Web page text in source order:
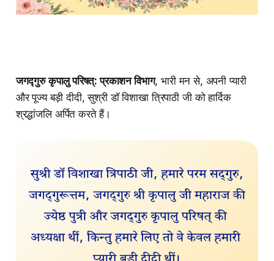
जगद्गुरु कृपालु परिषत्: प्रकाशन विभाग, भारी मन से, अपनी प्यारी
और पूज्य बड़ी दीदी, सुश्री डॉ विशाखा त्रिपाठी जी को हार्दिक
श्रद्धांजलि अर्पित करते हैं।